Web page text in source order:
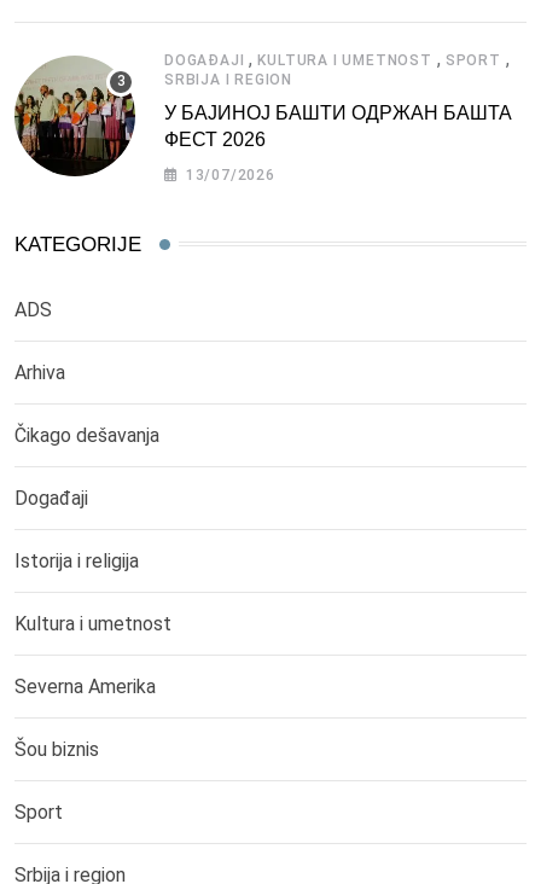
DOGAĐAJI ,KULTURA I UMETNOST , SPORT ,
SRBIJA I REGION
У БАЈИНОЈ БАШТИ ОДРЖАН БАШТА
ФЕСТ 2026
13/07/2026
KATEGORIJE
ADS
Arhiva
Čikago dešavanja
Događaji
Istorija i religija
Kultura i umetnost
Severna Amerika
Šou biznis
Sport
Srbija i region